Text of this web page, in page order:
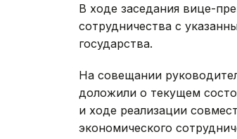
В ходе заседания вице-
сотрудничества с
государства.
На совещании
доложили о текущем
и ходе реализации
экономического